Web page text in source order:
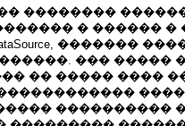
��������
� ������ �
�������
��� �����
�� ����� ����
����� ����������